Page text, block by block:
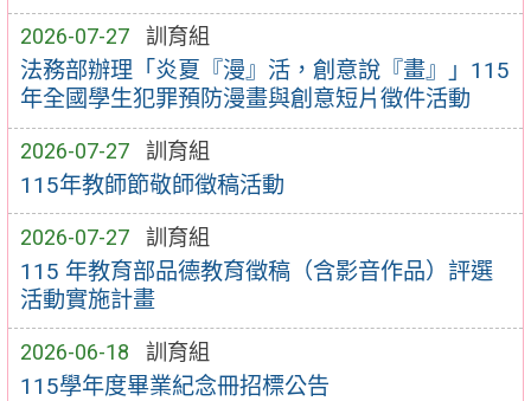
2026-07-27 訓育組
法務部辦理「炎夏『漫』活，創意說『畫』」115
年全國學生犯罪預防漫畫與創意短片徵件活動
2026-07-27 訓育組
115年教師節敬師徵稿活動
2026-07-27 訓育組
115 年教育部品德教育徵稿（含影音作品）評選
活動實施計畫
2026-06-18 訓育組
115學年度畢業紀念冊招標公告